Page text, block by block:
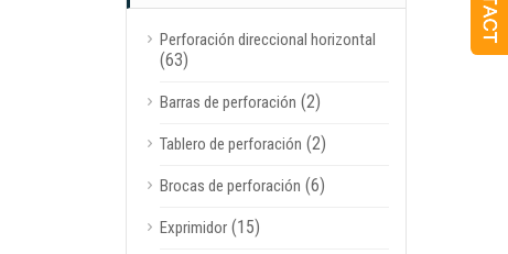
Perforación direccional horizontal
(63)
Barras de perforación (2)
Tablero de perforación (2)
Brocas de perforación (6)
Exprimidor(15)